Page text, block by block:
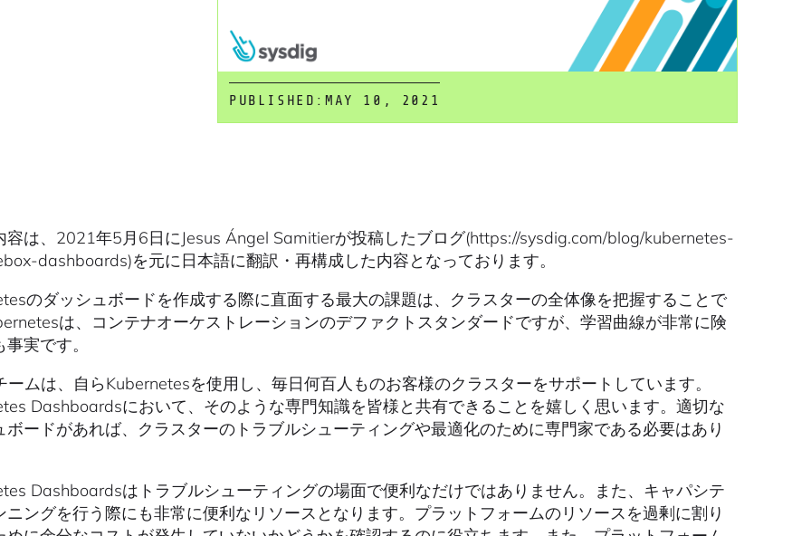
PUBLISHED: MAY 10, 2021
容は、2021年5月6日にJesus Ángel Samitierが投稿したブログ(https://sysdig.com/blog/kubernetes-
dashboards)を元に日本語に翻訳・再構成した内容となっております。
のダッシュボードを作成する際に直面する最大の課題は、クラスターの全体像を把握することで
は、コンテナオーケストレーションのデファクトスタンダードですが、学習曲線が非常に険
実です。
ームは、自らKubernetesを使用し、毎日何百人ものお客様のクラスターをサポートしています。
Dashboardsにおいて、そのような専門知識を皆様と共有できることを嬉しく思います。適切な
ボードがあれば、クラスターのトラブルシューティングや最適化のために専門家である必要はあり
Dashboardsはトラブルシューティングの場面で便利なだけではありません。また、キャパシテ
ニングを行う際にも非常に便利なリソースとなります。プラットフォームのリソースを過剰に割り